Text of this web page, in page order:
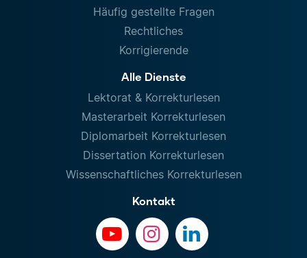
Häufig gestellte Fragen
Rechtliches
Korrigierende
Alle Dienste
Lektorat & Korrekturlesen
Masterarbeit Korrekturlesen
Diplomarbeit Korrekturlesen
Dissertation Korrekturlesen
Wissenschaftliches Korrekturlesen
Kontakt